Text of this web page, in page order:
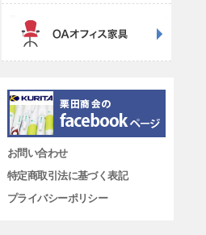
お問い合わせ
特定商取引法に基づく表記
プライバシーポリシー